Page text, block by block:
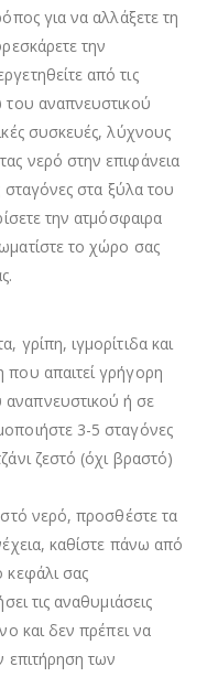
για να αλλάξετε τη
την
από τις
του αναπνευστικού
συσκευές, λύχνους
νερό στην επιφάνεια
σταγόνες στα ξύλα του
την ατμόσφαιρα
το χώρο σας
γρίπη, ιγμορίτιδα και
απαιτεί γρήγορη
ή σε
3-5 σταγόνες
ζεστό (όχι βραστό)
νερό, προσθέστε τα
καθίστε πάνω από
κεφάλι σας
τις αναθυμιάσεις
και δεν πρέπει να
επιτήρηση των